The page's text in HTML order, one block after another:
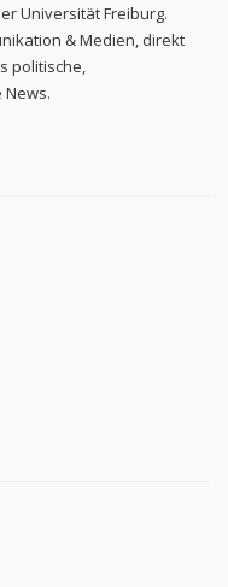
Universität Freiburg.
& Medien, direkt
politische,